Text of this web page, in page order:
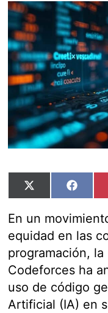
Compartir
en
X
en
En un
equidad en las
programación,
Codeforces ha
uso de código
Artificial (IA) en